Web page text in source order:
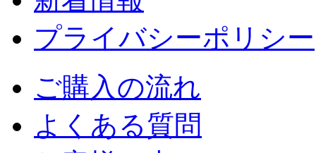
プライバシーポリシー
ご購入の流れ
よくある質問